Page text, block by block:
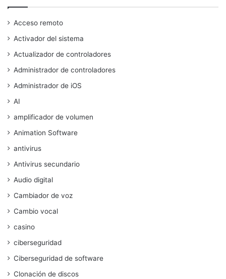
Acceso remoto
Activador del sistema
Actualizador de controladores
Administrador de controladores
Administrador de iOS
AI
amplificador de volumen
Animation Software
antivirus
Antivirus secundario
Audio digital
Cambiador de voz
Cambio vocal
casino
ciberseguridad
Ciberseguridad de software
Clonación de discos